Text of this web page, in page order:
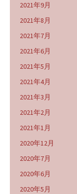
2021年9月
2021年8月
2021年7月
2021年6月
2021年5月
2021年4月
2021年3月
2021年2月
2021年1月
2020年12月
2020年7月
2020年6月
2020年5月